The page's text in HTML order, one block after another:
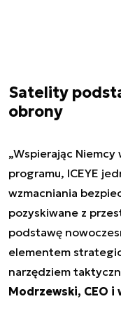
Satelity
obrony
„Wspierając
programu, ICEYE
wzmacniania
pozyskiwane z
podstawę
elementem
narzędziem
Modrzewski, CEO i